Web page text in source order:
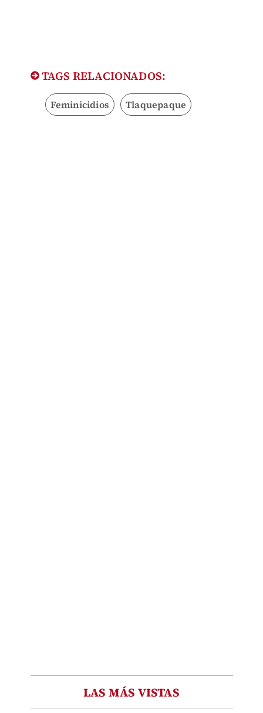
TAGS RELACIONADOS:
Feminicidios Tlaquepaque
LAS MÁS VISTAS